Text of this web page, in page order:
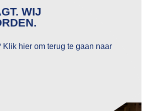
WIJ
Klik hier om terug te gaan naar